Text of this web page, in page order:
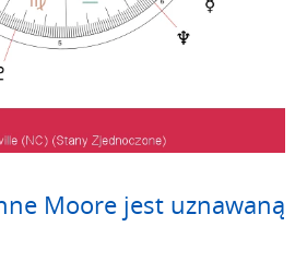
Moore jest uznawaną